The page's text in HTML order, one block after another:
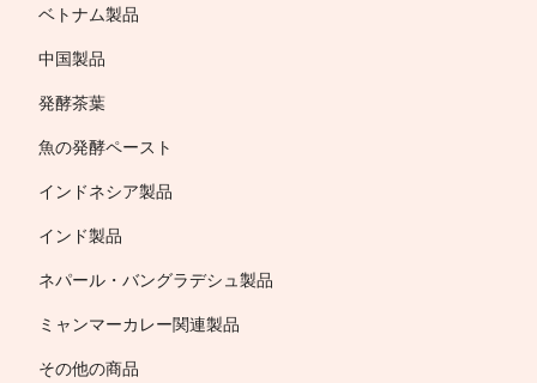
ベトナム製品
中国製品
発酵茶葉
魚の発酵ペースト
インドネシア製品
インド製品
ネパール・バングラデシュ製品
ミャンマーカレー関連製品
その他の商品